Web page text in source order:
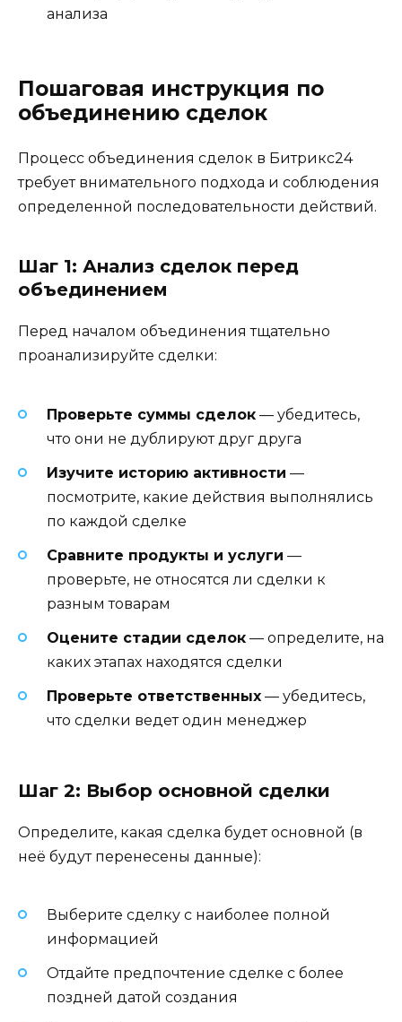
анализа
Пошаговая инструкция по
объединению сделок
Процесс объединения сделок в Битрикс24
требует внимательного подхода и соблюдения
определенной последовательности действий.
Шаг 1: Анализ сделок перед
объединением
Перед началом объединения тщательно
проанализируйте сделки:
Проверьте суммы сделок — убедитесь,
что они не дублируют друг друга
Изучите историю активности —
посмотрите, какие действия выполнялись
по каждой сделке
Сравните продукты и услуги —
проверьте, не относятся ли сделки к
разным товарам
Оцените стадии сделок — определите, на
каких этапах находятся сделки
Проверьте ответственных — убедитесь,
что сделки ведет один менеджер
Шаг 2: Выбор основной сделки
Определите, какая сделка будет основной (в
неё будут перенесены данные):
Выберите сделку с наиболее полной
информацией
Отдайте предпочтение сделке с более
поздней датой создания